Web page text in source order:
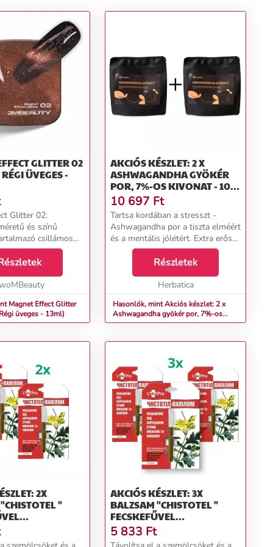
GLITTER 02
ÜVEGES -
Glitter 02:
és színű
csillámos
színű gél lakk,
hatást gyakorol
a mágnes
Magnet Effect Glitter
üveges - 13ml)
AKCIÓS KÉSZLET: 2 X
ASHWAGANDHA GYÖKÉR
POR, 7%-OS KIVONAT - 100
G - HERBATICA
10 697 Ft
Tartsa kordában a stresszt -
Ashwagandha por a tiszta elméért
és a mentális jólétért. Extra erős
hatások. A mai rohanó időkben a
stressz életünk szerves részévé
vált. Az állandó munkahelyi
Részletek
Herbatica
Hasonlók, mint Akciós készlet: 2 x
Ashwagandha gyökér por, 7%-os
kivonat - 100 g - Herbatica
2X
"
ÉS
AKCIÓS KÉSZLET: 3X
BALZSAM "CHISTOTEL "
FECSKEFŰVEL
HÓLYAGOKRA,
SZEMÖLCSÖKRE ÉS
5 833 Ft